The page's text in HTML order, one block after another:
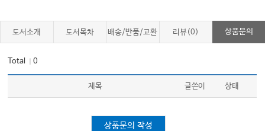
도서소개 도서목차 배송/반품/교환 리뷰(0) 상품문의
Total ｜0
제목 글쓴이 상태
상품문의 작성